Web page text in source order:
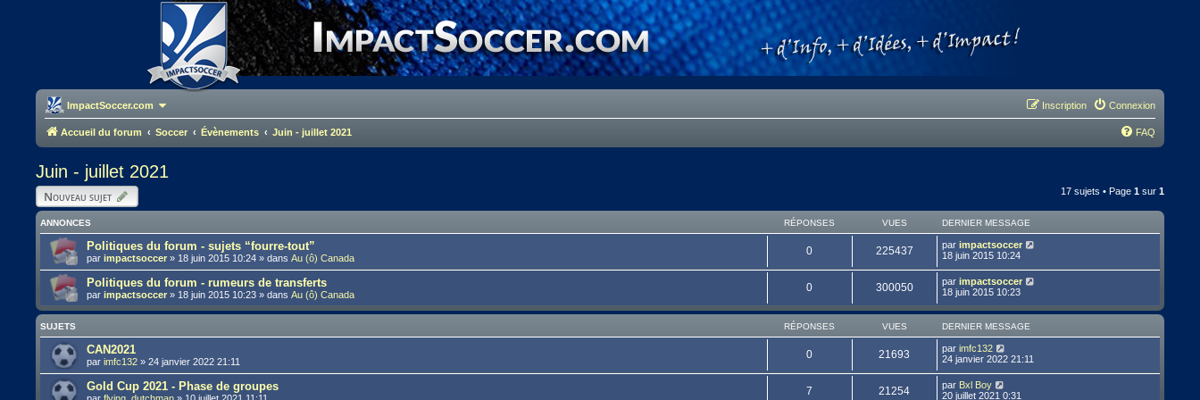
ImpactSoccer.com Connexion
Inscription
Accueil du forum Soccer Évènements Juin - juillet 2021 FAQ
Juin - juillet 2021
Nouveau sujet 17 sujets • Page 1sur 1
ANNONCES RÉPONSES VUES DERNIER MESSAGE
Politiques du forum - sujets “fourre-tout”
parimpactsoccer » 18 juin 2015 10:24 » dansAu (ô) Canada
0 225437 par impactsoccer
18 juin 2015 10:24
Politiques du forum - rumeurs de transferts
parimpactsoccer » 18 juin 2015 10:23 » dansAu (ô) Canada
0 300050 par impactsoccer
18 juin 2015 10:23
SUJETS RÉPONSES VUES DERNIER MESSAGE
CAN2021
parimfc132 »24 janvier 2022 21:11
0 21693 par imfc132
24 janvier 2022 21:11
Gold Cup 2021 - Phase de groupes 7 21254 par Bxl Boy
20 juillet 2021 0:31